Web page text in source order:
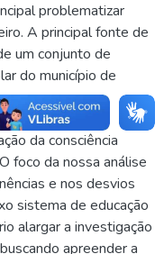
problematizar
A principal fonte de
um conjunto de
do município de
e disposição,
da consciência
foco da nossa análise
e nos desvios
sistema de educação
alargar a investigação
apreender a